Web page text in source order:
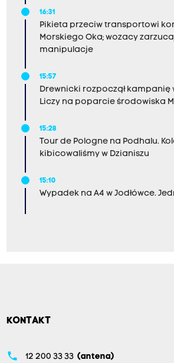
16:31
Pikieta przeciw transportowi
Morskiego Oka; wozacy
manipulacje
15:57
Drewnicki rozpoczął kampanię
Liczy na poparcie środowiska
15:28
Tour de Pologne na Podhalu.
kibicowaliśmy w Dzianiszu
15:10
Wypadek na A4 w Jodłówce.
KONTAKT
phone 12 200 33 33 (antena)